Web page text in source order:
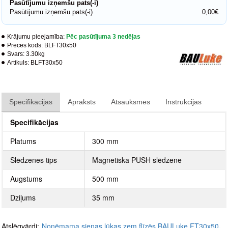
Krājumu pieejamība: Pēc pasūtījuma 3 nedēļas
Preces kods: BLFT30x50
Svars: 3.30kg
Artikuls: BLFT30x50
Pasūtījumu izņemšu pats(-i)
Pasūtījumu izņemšu pats(-i)
0,00€
Specifikācijas Apraksts Atsauksmes Instrukcijas
Specifikācijas
Platums
300 mm
Slēdzenes tips
Magnetiska PUSH slēdzene
Augstums
500 mm
Dziļums
35 mm
Atslēgvārdi: Noņēmama sienas lūkas zem flīzēs BAULuke FT30x50